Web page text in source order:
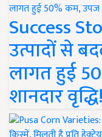
Success
उत्पादों से
लागत हुई
शानदार वृद्धि!